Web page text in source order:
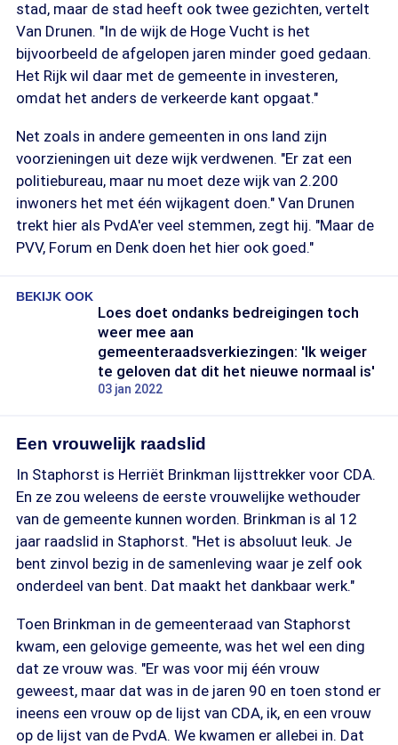
stad, maar de stad heeft ook twee gezichten, vertelt
Van Drunen. "In de wijk de Hoge Vucht is het
bijvoorbeeld de afgelopen jaren minder goed gedaan.
Het Rijk wil daar met de gemeente in investeren,
omdat het anders de verkeerde kant opgaat."
Net zoals in andere gemeenten in ons land zijn
voorzieningen uit deze wijk verdwenen. "Er zat een
politiebureau, maar nu moet deze wijk van 2.200
inwoners het met één wijkagent doen." Van Drunen
trekt hier als PvdA'er veel stemmen, zegt hij. "Maar de
PVV, Forum en Denk doen het hier ook goed."
BEKIJK OOK
Loes doet ondanks bedreigingen toch
weer mee aan
gemeenteraadsverkiezingen: 'Ik weiger
te geloven dat dit het nieuwe normaal is'
03 jan 2022
Een vrouwelijk raadslid
In Staphorst is Herriët Brinkman lijsttrekker voor CDA.
En ze zou weleens de eerste vrouwelijke wethouder
van de gemeente kunnen worden. Brinkman is al 12
jaar raadslid in Staphorst. "Het is absoluut leuk. Je
bent zinvol bezig in de samenleving waar je zelf ook
onderdeel van bent. Dat maakt het dankbaar werk."
Toen Brinkman in de gemeenteraad van Staphorst
kwam, een gelovige gemeente, was het wel een ding
dat ze vrouw was. "Er was voor mij één vrouw
geweest, maar dat was in de jaren 90 en toen stond er
ineens een vrouw op de lijst van CDA, ik, en een vrouw
op de lijst van de PvdA. We kwamen er allebei in. Dat